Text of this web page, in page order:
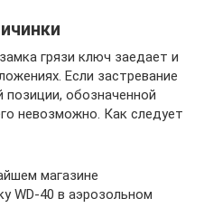
грязи ключ заедает и
Если застревание
обозначенной
невозможно. Как следует
магазине
WD-40 в аэрозольном